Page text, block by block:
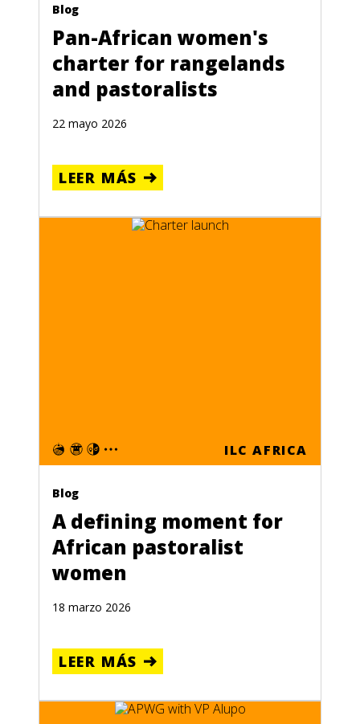
Blog
Pan-African women's
charter for rangelands
and pastoralists
22 mayo 2026
LEER MÁS
ILC AFRICA
Blog
A defining moment for
African pastoralist
women
18 marzo 2026
LEER MÁS